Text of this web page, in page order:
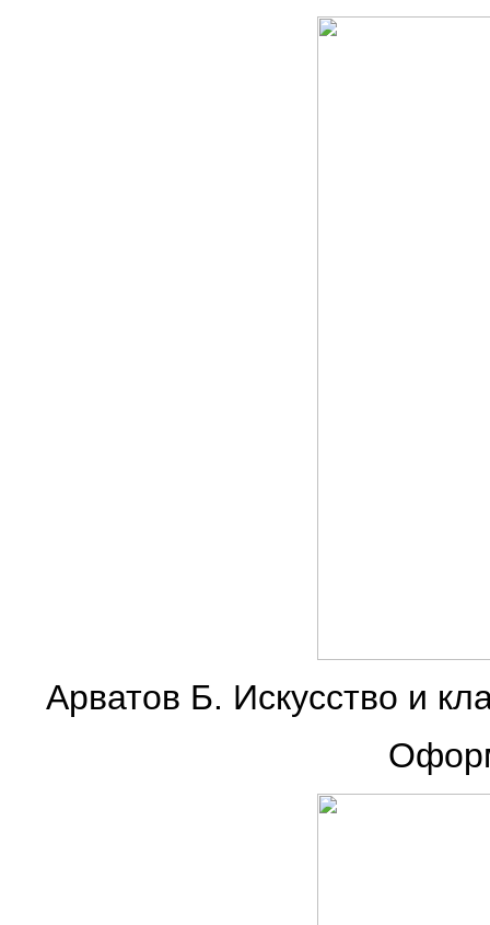
Арватов Б. Искусство и